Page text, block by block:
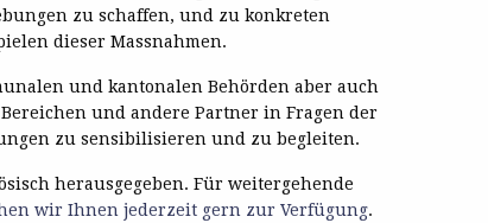
zu schaffen, und zu konkreten
dieser Massnahmen.
und kantonalen Behörden aber auch
und andere Partner in Fragen der
zu sensibilisieren und zu begleiten.
herausgegeben. Für weitergehende
wir Ihnen jederzeit gern zur Verfügung.